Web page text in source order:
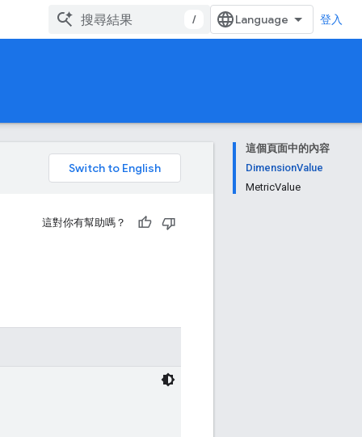
/ 登入
這個頁面中的內容
DimensionValue
MetricValue
這對你有幫助嗎？